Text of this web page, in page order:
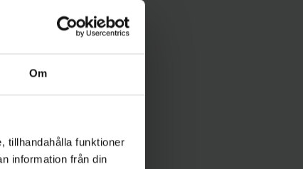
Om
tillhandahålla funktioner
information från din